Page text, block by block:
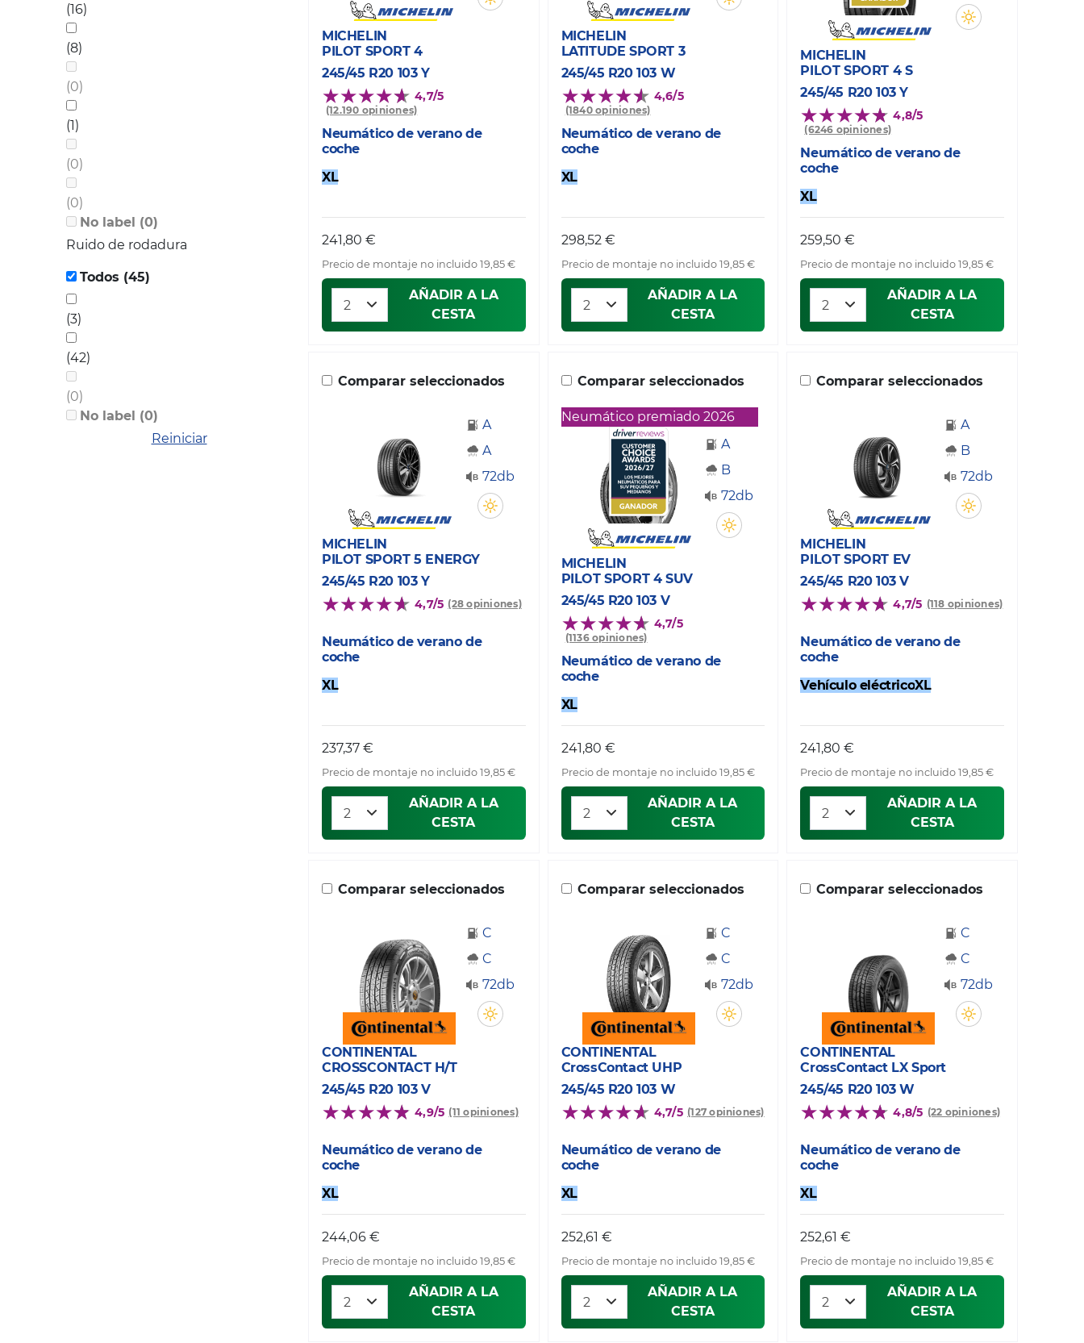
(16)
(8)
(0)
(1)
(0)
(0)
No label (0)
Ruido de rodadura
Todos (45)
(3)
(42)
(0)
No label (0)
Reiniciar
MICHELIN
PILOT SPORT 4
245/45 R20 103 Y
4,7/5
(12.190 opiniones)
Neumático de verano de
coche
XL
241,80 €
Precio de montaje no incluido 19,85 €
AÑADIR A LA
CESTA
MICHELIN
LATITUDE SPORT 3
245/45 R20 103 W
4,6/5
(1840 opiniones)
Neumático de verano de
coche
XL
298,52 €
Precio de montaje no incluido 19,85 €
AÑADIR A LA
CESTA
MICHELIN
PILOT SPORT 4 S
245/45 R20 103 Y
4,8/5
(6246 opiniones)
Neumático de verano de
coche
XL
259,50 €
Precio de montaje no incluido 19,85 €
AÑADIR A LA
CESTA
Comparar seleccionados
A
A
72db
MICHELIN
PILOT SPORT 5 ENERGY
245/45 R20 103 Y
4,7/5 (28 opiniones)
Neumático de verano de
coche
XL
237,37 €
Precio de montaje no incluido 19,85 €
AÑADIR A LA
CESTA
Comparar seleccionados
Neumático premiado 2026
A
B
72db
MICHELIN
PILOT SPORT 4 SUV
245/45 R20 103 V
4,7/5
(1136 opiniones)
Neumático de verano de
coche
XL
241,80 €
Precio de montaje no incluido 19,85 €
AÑADIR A LA
CESTA
Comparar seleccionados
A
B
72db
MICHELIN
PILOT SPORT EV
245/45 R20 103 V
4,7/5 (118 opiniones)
Neumático de verano de
coche
Vehículo eléctricoXL
241,80 €
Precio de montaje no incluido 19,85 €
AÑADIR A LA
CESTA
Comparar seleccionados
C
C
72db
CONTINENTAL
CROSSCONTACT H/T
245/45 R20 103 V
4,9/5 (11 opiniones)
Neumático de verano de
coche
XL
244,06 €
Precio de montaje no incluido 19,85 €
AÑADIR A LA
CESTA
Comparar seleccionados
C
C
72db
CONTINENTAL
CrossContact UHP
245/45 R20 103 W
4,7/5 (127 opiniones)
Neumático de verano de
coche
XL
252,61 €
Precio de montaje no incluido 19,85 €
AÑADIR A LA
CESTA
Comparar seleccionados
C
C
72db
CONTINENTAL
CrossContact LX Sport
245/45 R20 103 W
4,8/5 (22 opiniones)
Neumático de verano de
coche
XL
252,61 €
Precio de montaje no incluido 19,85 €
AÑADIR A LA
CESTA